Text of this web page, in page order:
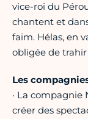
vice-roi du
chantent et
faim. Hélas, en
obligée de
Les
· La
créer des